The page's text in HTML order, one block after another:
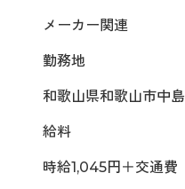
メーカー関連
勤務地
和歌山県和歌山市中島
給料
時給1,045円＋交通費